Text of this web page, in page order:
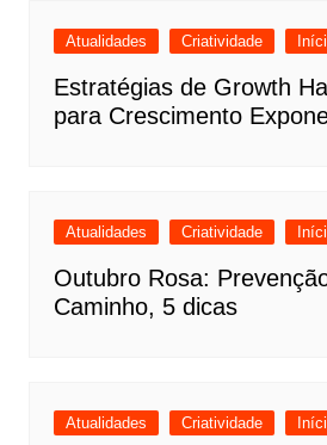
Atualidades Criatividade
Estratégias de Growth
para Crescimento
Atualidades Criatividade
Outubro Rosa:
Caminho, 5 dicas
Atualidades Criatividade